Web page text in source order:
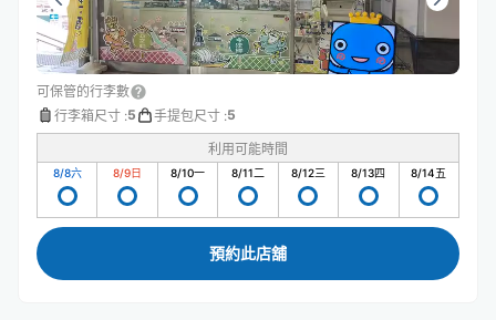
可保管的行李數
行李箱尺寸 :5 手提包尺寸 :5
利用可能時間
8/8六 8/9日 8/10一 8/11二 8/12三 8/13四 8/14五
預約此店舖